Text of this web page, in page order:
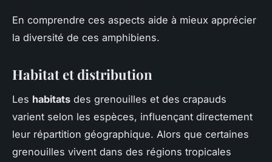
En comprendre ces aspects aide à mieux apprécier
la diversité de ces amphibiens.
Habitat et distribution
Les habitats des grenouilles et des crapauds
varient selon les espèces, influençant directement
leur répartition géographique. Alors que certaines
grenouilles vivent dans des régions tropicales